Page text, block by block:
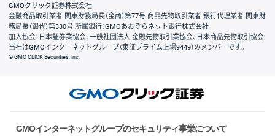
GMOクリック証券株式会社
金融商品取引業者 関東財務局長（金商）第77号 商品先物取引業者 銀行代理業者 関東財
務局長（銀代）第330号 所属銀行：GMOあおぞらネット銀行株式会社
加入協会：日本証券業協会、一般社団法人 金融先物取引業協会、日本商品先物取引協会
当社はGMOインターネットグループ（東証プライム上場9449）のメンバーです。
© GMO CLICK Securities, Inc.
GMOインターネットグループのセキュリティ事業について